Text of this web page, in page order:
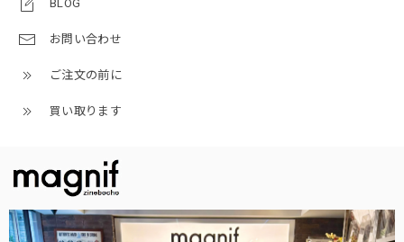
BLOG
お問い合わせ
ご注文の前に
買い取ります